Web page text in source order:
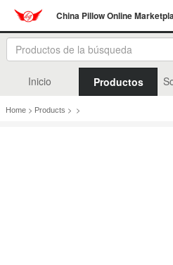
China Pillow Online
Inicio Productos
Home > Products > >